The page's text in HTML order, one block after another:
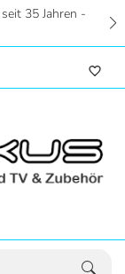
35 Jahren -